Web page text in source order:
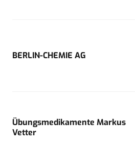
BERLIN-CHEMIE AG
Übungsmedikamente Markus
Vetter